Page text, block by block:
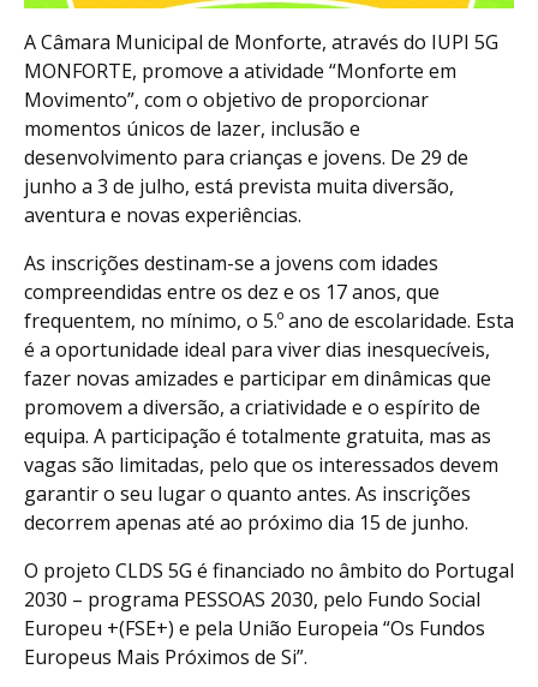
A Câmara Municipal de Monforte, através do IUPI 5G
MONFORTE, promove a atividade “Monforte em
Movimento”, com o objetivo de proporcionar
momentos únicos de lazer, inclusão e
desenvolvimento para crianças e jovens. De 29 de
junho a 3 de julho, está prevista muita diversão,
aventura e novas experiências.
As inscrições destinam-se a jovens com idades
compreendidas entre os dez e os 17 anos, que
frequentem, no mínimo, o 5.º ano de escolaridade. Esta
é a oportunidade ideal para viver dias inesquecíveis,
fazer novas amizades e participar em dinâmicas que
promovem a diversão, a criatividade e o espírito de
equipa. A participação é totalmente gratuita, mas as
vagas são limitadas, pelo que os interessados devem
garantir o seu lugar o quanto antes. As inscrições
decorrem apenas até ao próximo dia 15 de junho.
O projeto CLDS 5G é financiado no âmbito do Portugal
2030 – programa PESSOAS 2030, pelo Fundo Social
Europeu +(FSE+) e pela União Europeia “Os Fundos
Europeus Mais Próximos de Si”.